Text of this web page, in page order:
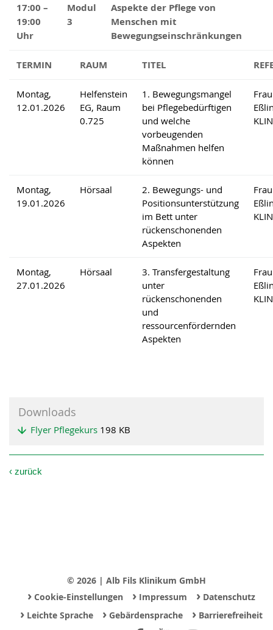
17:00 –
19:00
Uhr
Modul
3
Aspekte der Pflege von
Menschen mit
Bewegungseinschränkungen
TERMIN RAUM TITEL
Montag,
12.01.2026
Helfenstein
EG, Raum
0.725
1. Bewegungsmangel
bei Pflegebedürftigen
und welche
vorbeugenden
Maßnahmen helfen
können
Montag,
19.01.2026
Hörsaal
2. Bewegungs- und
Positionsunterstützung
im Bett unter
rückenschonenden
Aspekten
Montag,
27.01.2026
Hörsaal
3. Transfergestaltung
unter
rückenschonenden
und
ressourcenfördernden
Aspekten
Downloads
Flyer Pflegekurs 198 KB
‹ zurück
© 2026 | Alb Fils Klinikum GmbH
›Cookie-Einstellungen ›Impressum ›Datenschutz
›Leichte Sprache ›Gebärdensprache ›Barrierefreiheit